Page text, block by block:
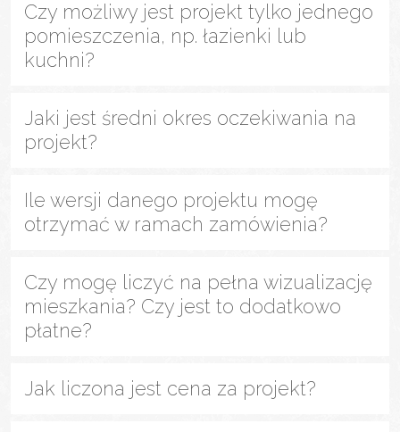
Czy możliwy jest projekt tylko jednego
pomieszczenia, np. łazienki lub
kuchni?
Jaki jest średni okres oczekiwania na
projekt?
Ile wersji danego projektu mogę
otrzymać w ramach zamówienia?
Czy mogę liczyć na pełna wizualizację
mieszkania? Czy jest to dodatkowo
płatne?
Jak liczona jest cena za projekt?